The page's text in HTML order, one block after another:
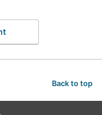
Back to top